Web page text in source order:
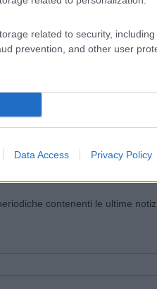
related to security, including
prevention, and other user
Data Access Privacy Policy
contenenti le ultime